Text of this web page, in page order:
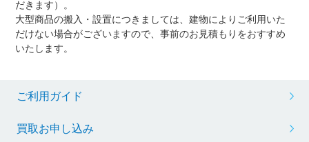
だきます）。
大型商品の搬入・設置につきましては、建物によりご利用いた
だけない場合がございますので、事前のお見積もりをおすすめ
いたします。
ご利用ガイド
買取お申し込み